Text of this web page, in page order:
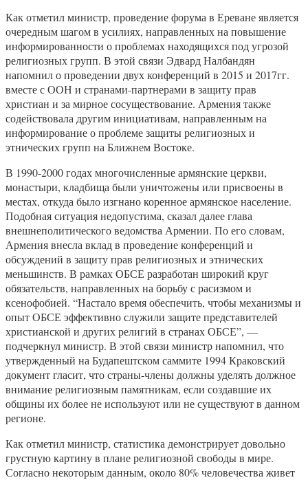
Как отметил министр, проведение форума в Ереване является
очередным шагом в усилиях, направленных на повышение
информированности о проблемах находящихся под угрозой
религиозных групп. В этой связи Эдвард Налбандян
напомнил о проведении двух конференций в 2015 и 2017гг.
вместе с ООН и странами-партнерами в защиту прав
христиан и за мирное сосуществование. Армения также
содействовала другим инициативам, направленным на
информирование о проблеме защиты религиозных и
этнических групп на Ближнем Востоке.
В 1990-2000 годах многочисленные армянские церкви,
монастыри, кладбища были уничтожены или присвоены в
местах, откуда было изгнано коренное армянское население.
Подобная ситуация недопустима, сказал далее глава
внешнеполитического ведомства Армении. По его словам,
Армения внесла вклад в проведение конференций и
обсуждений в защиту прав религиозных и этнических
меньшинств. В рамках ОБСЕ разработан широкий круг
обязательств, направленных на борьбу с расизмом и
ксенофобией. “Настало время обеспечить, чтобы механизмы и
опыт ОБСЕ эффективно служили защите представителей
христианской и других религий в странах ОБСЕ”, —
подчеркнул министр. В этой связи министр напомнил, что
утвержденный на Будапештском саммите 1994 Краковский
документ гласит, что страны-члены должны уделять должное
внимание религиозным памятникам, если создавшие их
общины их более не используют или не существуют в данном
регионе.
Как отметил министр, статистика демонстрирует довольно
грустную картину в плане религиозной свободы в мире.
Согласно некоторым данным, около 80% человечества живет